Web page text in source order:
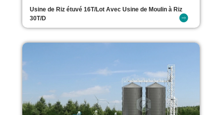
Usine de Riz étuvé 16T/Lot Avec Usine de Moulin à Riz
30T/D